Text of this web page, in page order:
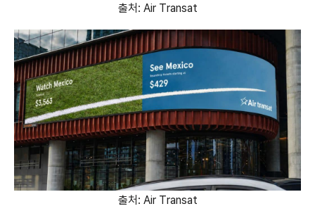
출처: Air Transat
출처: Air Transat